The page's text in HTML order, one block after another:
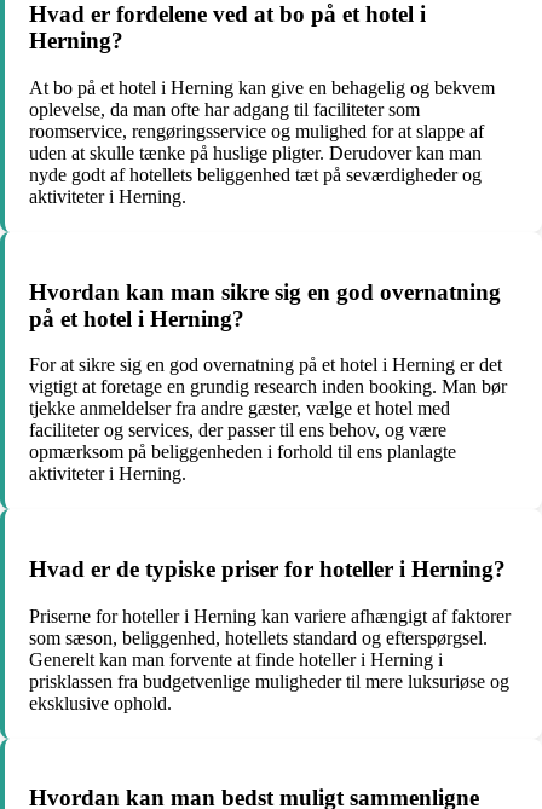
Hvad er fordelene ved at bo på et hotel i
Herning?
At bo på et hotel i Herning kan give en behagelig og bekvem
oplevelse, da man ofte har adgang til faciliteter som
roomservice, rengøringsservice og mulighed for at slappe af
uden at skulle tænke på huslige pligter. Derudover kan man
nyde godt af hotellets beliggenhed tæt på seværdigheder og
aktiviteter i Herning.
Hvordan kan man sikre sig en god overnatning
på et hotel i Herning?
For at sikre sig en god overnatning på et hotel i Herning er det
vigtigt at foretage en grundig research inden booking. Man bør
tjekke anmeldelser fra andre gæster, vælge et hotel med
faciliteter og services, der passer til ens behov, og være
opmærksom på beliggenheden i forhold til ens planlagte
aktiviteter i Herning.
Hvad er de typiske priser for hoteller i Herning?
Priserne for hoteller i Herning kan variere afhængigt af faktorer
som sæson, beliggenhed, hotellets standard og efterspørgsel.
Generelt kan man forvente at finde hoteller i Herning i
prisklassen fra budgetvenlige muligheder til mere luksuriøse og
eksklusive ophold.
Hvordan kan man bedst muligt sammenligne